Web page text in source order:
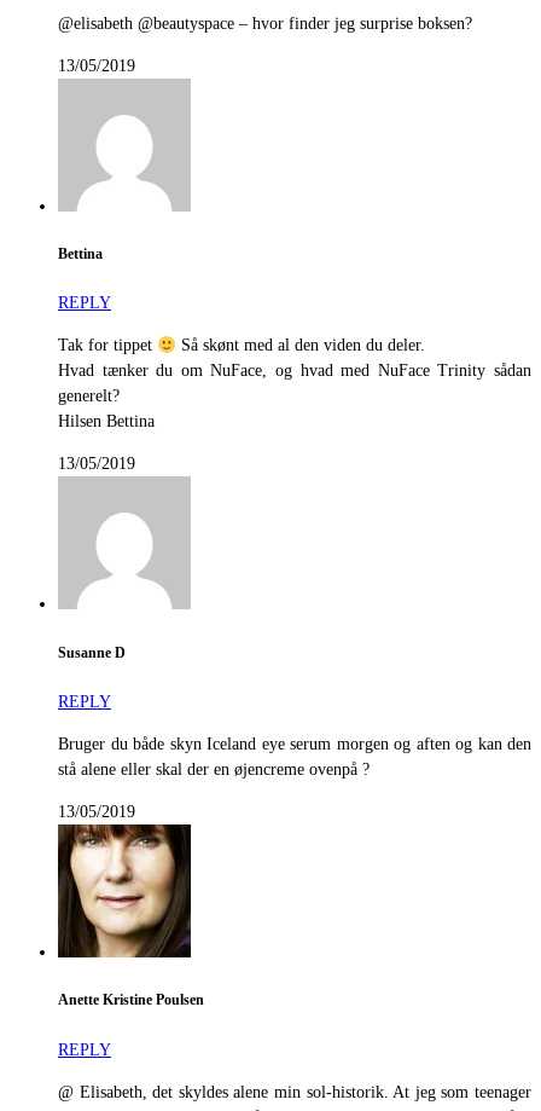
@elisabeth @beautyspace – hvor finder jeg surprise boksen?
13/05/2019
Bettina
REPLY
Tak for tippet
Så skønt med al den viden du deler.
Hvad tænker du om NuFace, og hvad med NuFace Trinity sådan
generelt?
Hilsen Bettina
13/05/2019
Susanne D
REPLY
Bruger du både skyn Iceland eye serum morgen og aften og kan den
stå alene eller skal der en øjencreme ovenpå ?
13/05/2019
Anette Kristine Poulsen
REPLY
@ Elisabeth, det skyldes alene min sol-historik. At jeg som teenager